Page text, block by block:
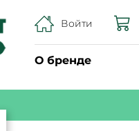
Войти
О бренде